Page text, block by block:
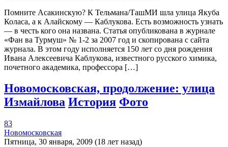
Помните Асакинскую? К Тельмана/ТашМИ шла улица Якуба
Коласа, а к Алайскому — Каблукова. Есть возможность узнать
— в честь кого она названа. Статья опубликована в журнале
«Фан ва Турмуш» № 1-2 за 2007 год и скопирована с сайта
журнала. В этом году исполняется 150 лет со дня рождения
Ивана Алексеевича Каблукова, известного русского химика,
почетного академика, профессора […]
Новомосковская, продолжение: улица
Измайлова История Фото
83
Новомосковская
Пятница, 30 января, 2009 (18 лет назад)